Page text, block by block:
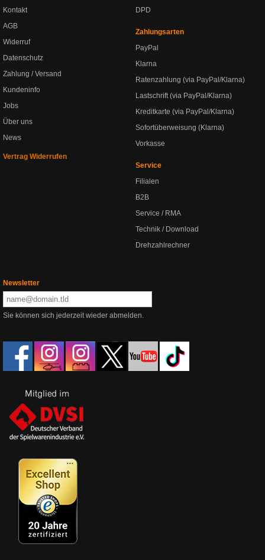
Kontakt
AGB
Widerruf
Datenschutz
Zahlung / Versand
Kundeninfo
Jobs
Über uns
News
Vertrag Widerrufen
DPD
Zahlungsarten
PayPal
Klarna
Ratenzahlung (via PayPal/Klarna)
Lastschrift (via PayPal/Klarna)
Kreditkarte (via PayPal/Klarna)
Sofortüberweisung (Klarna)
Vorkasse
Service
Filialen
B2B
Service / RMA
Technik / Download
Drehzahlrechner
Newsletter
Sie können sich jederzeit wieder abmelden.